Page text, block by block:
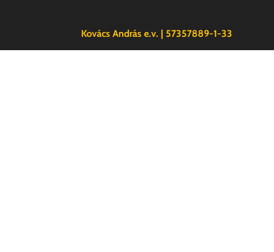
Kovács András e.v. | 57357889-1-33